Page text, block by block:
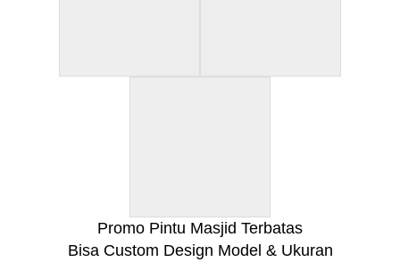
Promo Pintu Masjid Terbatas
Bisa Custom Design Model & Ukuran